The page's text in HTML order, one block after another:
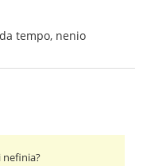
tempo, nenio
nefinia?